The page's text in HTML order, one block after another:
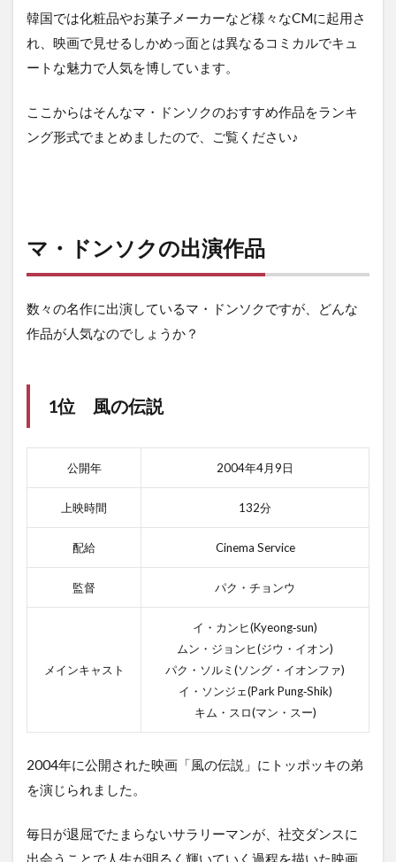
韓国では化粧品やお菓子メーカーなど様々なCMに起用さ
れ、映画で見せるしかめっ面とは異なるコミカルでキュ
ートな魅力で人気を博しています。
ここからはそんなマ・ドンソクのおすすめ作品をランキ
ング形式でまとめましたので、ご覧ください♪
マ・ドンソクの出演作品
数々の名作に出演しているマ・ドンソクですが、どんな
作品が人気なのでしょうか？
1位 風の伝説
公開年 2004年4月9日
上映時間 132分
配給 Cinema Service
監督 パク・チョンウ
メインキャスト
イ・カンヒ(Kyeong‐sun)
ムン・ジョンヒ(ジウ・イオン)
パク・ソルミ(ソング・イオンファ)
イ・ソンジェ(Park Pung‐Shik)
キム・スロ(マン・スー)
2004年に公開された映画「風の伝説」にトッポッキの弟
を演じられました。
毎日が退屈でたまらないサラリーマンが、社交ダンスに
出会うことで人生が明るく輝いていく過程を描いた映画